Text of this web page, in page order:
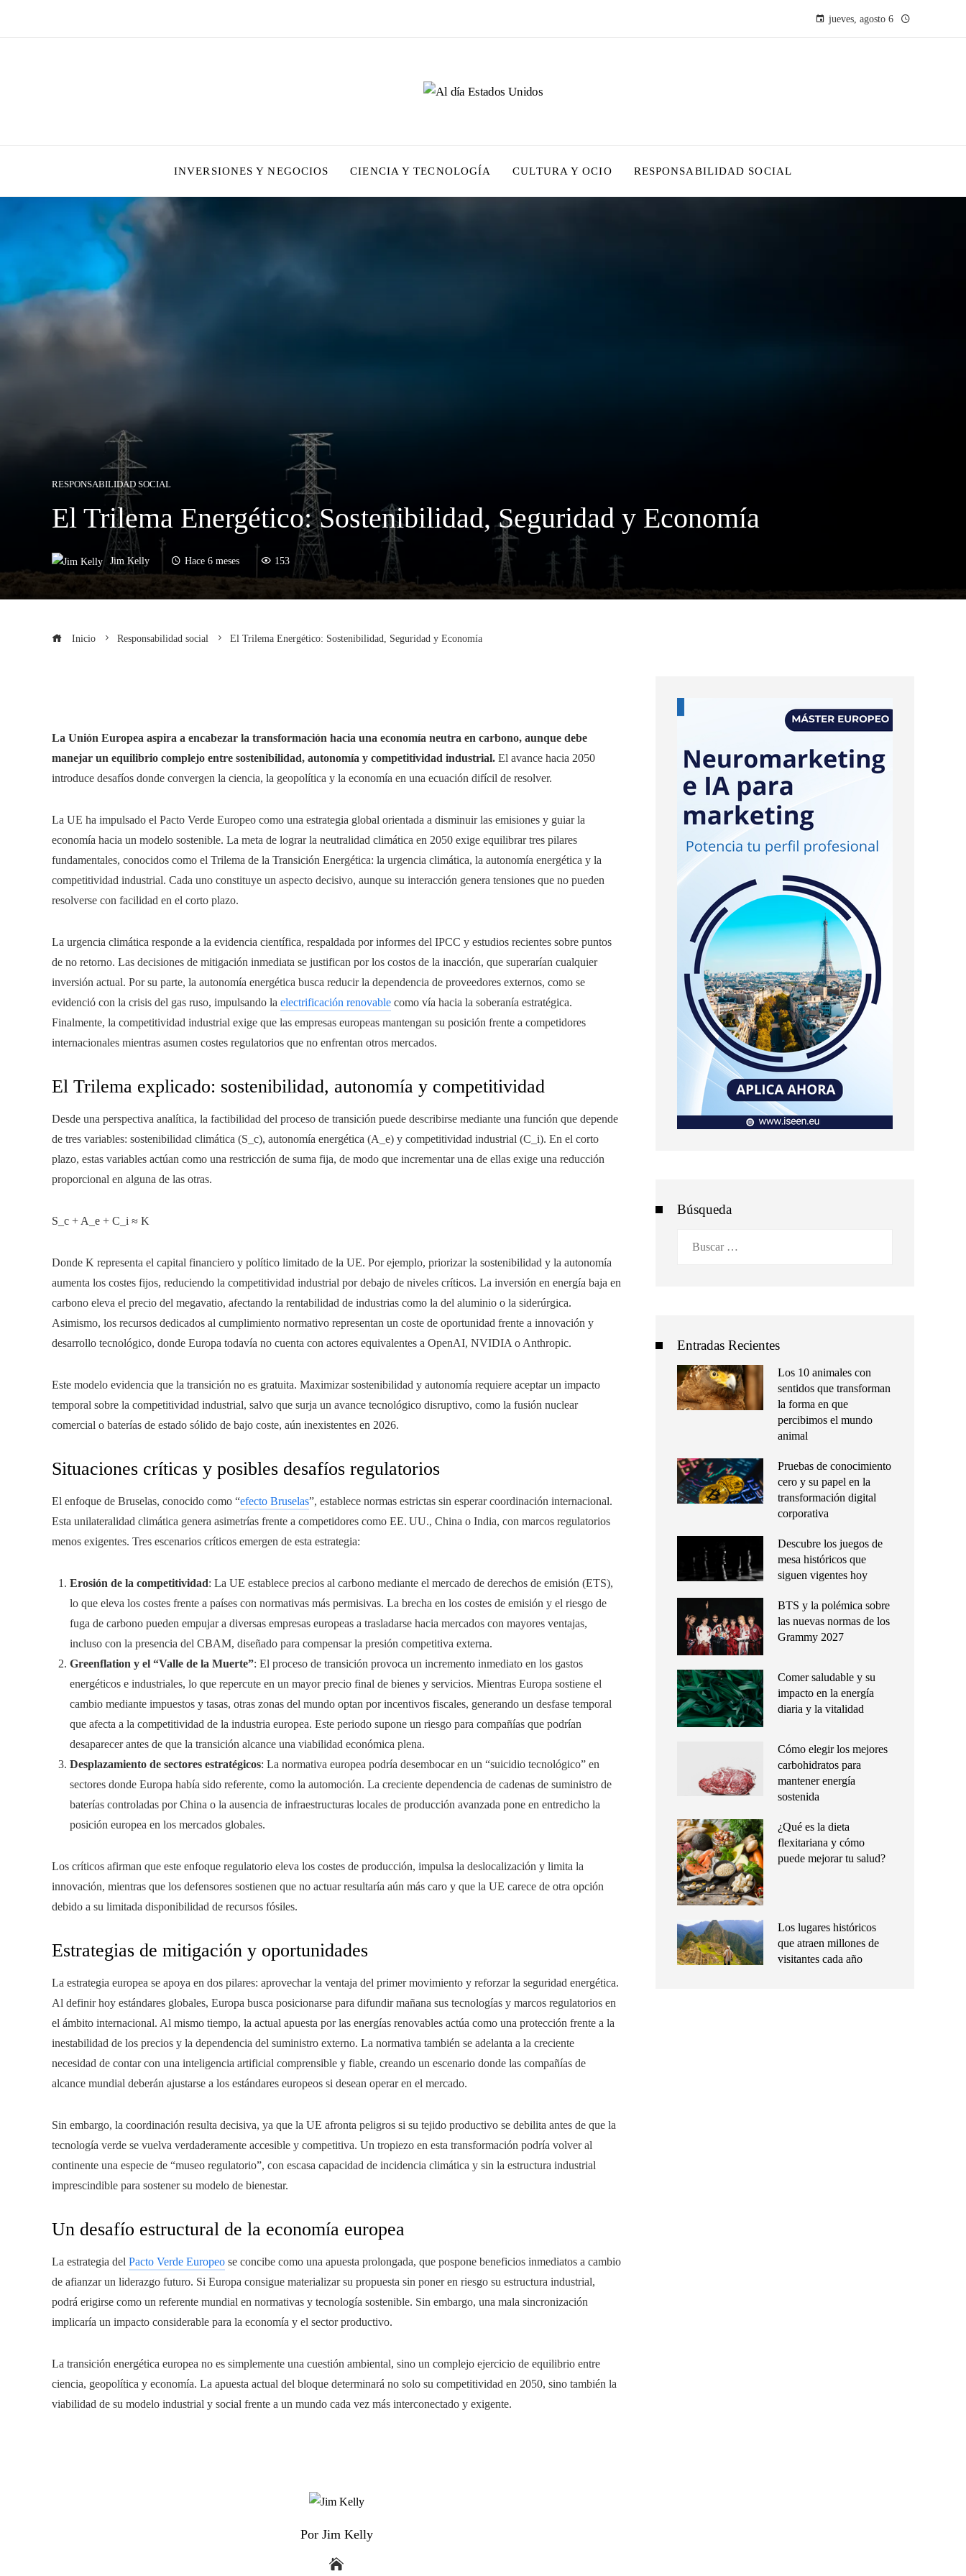
jueves, agosto 6
INVERSIONES Y NEGOCIOS CIENCIA Y TECNOLOGÍA CULTURA Y OCIO RESPONSABILIDAD SOCIAL
RESPONSABILIDAD SOCIAL
El Trilema Energético: Sostenibilidad, Seguridad y Economía
Jim Kelly Hace 6 meses 153
Inicio Responsabilidad social El Trilema Energético: Sostenibilidad, Seguridad y Economía
La Unión Europea aspira a encabezar la transformación hacia una economía neutra en carbono, aunque debe
manejar un equilibrio complejo entre sostenibilidad, autonomía y competitividad industrial. El avance hacia 2050
introduce desafíos donde convergen la ciencia, la geopolítica y la economía en una ecuación difícil de resolver.
La UE ha impulsado el Pacto Verde Europeo como una estrategia global orientada a disminuir las emisiones y guiar la
economía hacia un modelo sostenible. La meta de lograr la neutralidad climática en 2050 exige equilibrar tres pilares
fundamentales, conocidos como el Trilema de la Transición Energética: la urgencia climática, la autonomía energética y la
competitividad industrial. Cada uno constituye un aspecto decisivo, aunque su interacción genera tensiones que no pueden
resolverse con facilidad en el corto plazo.
La urgencia climática responde a la evidencia científica, respaldada por informes del IPCC y estudios recientes sobre puntos
de no retorno. Las decisiones de mitigación inmediata se justifican por los costos de la inacción, que superarían cualquier
inversión actual. Por su parte, la autonomía energética busca reducir la dependencia de proveedores externos, como se
evidenció con la crisis del gas ruso, impulsando la electrificación renovable como vía hacia la soberanía estratégica.
Finalmente, la competitividad industrial exige que las empresas europeas mantengan su posición frente a competidores
internacionales mientras asumen costes regulatorios que no enfrentan otros mercados.
El Trilema explicado: sostenibilidad, autonomía y competitividad
Desde una perspectiva analítica, la factibilidad del proceso de transición puede describirse mediante una función que depende
de tres variables: sostenibilidad climática (S_c), autonomía energética (A_e) y competitividad industrial (C_i). En el corto
plazo, estas variables actúan como una restricción de suma fija, de modo que incrementar una de ellas exige una reducción
proporcional en alguna de las otras.
S_c + A_e + C_i ≈ K
Donde K representa el capital financiero y político limitado de la UE. Por ejemplo, priorizar la sostenibilidad y la autonomía
aumenta los costes fijos, reduciendo la competitividad industrial por debajo de niveles críticos. La inversión en energía baja en
carbono eleva el precio del megavatio, afectando la rentabilidad de industrias como la del aluminio o la siderúrgica.
Asimismo, los recursos dedicados al cumplimiento normativo representan un coste de oportunidad frente a innovación y
desarrollo tecnológico, donde Europa todavía no cuenta con actores equivalentes a OpenAI, NVIDIA o Anthropic.
Este modelo evidencia que la transición no es gratuita. Maximizar sostenibilidad y autonomía requiere aceptar un impacto
temporal sobre la competitividad industrial, salvo que surja un avance tecnológico disruptivo, como la fusión nuclear
comercial o baterías de estado sólido de bajo coste, aún inexistentes en 2026.
Situaciones críticas y posibles desafíos regulatorios
El enfoque de Bruselas, conocido como “efecto Bruselas”, establece normas estrictas sin esperar coordinación internacional.
Esta unilateralidad climática genera asimetrías frente a competidores como EE. UU., China o India, con marcos regulatorios
menos exigentes. Tres escenarios críticos emergen de esta estrategia:
Erosión de la competitividad: La UE establece precios al carbono mediante el mercado de derechos de emisión (ETS),
lo que eleva los costes frente a países con normativas más permisivas. La brecha en los costes de emisión y el riesgo de
fuga de carbono pueden empujar a diversas empresas europeas a trasladarse hacia mercados con mayores ventajas,
incluso con la presencia del CBAM, diseñado para compensar la presión competitiva externa.
Greenflation y el “Valle de la Muerte”: El proceso de transición provoca un incremento inmediato en los gastos
energéticos e industriales, lo que repercute en un mayor precio final de bienes y servicios. Mientras Europa sostiene el
cambio mediante impuestos y tasas, otras zonas del mundo optan por incentivos fiscales, generando un desfase temporal
que afecta a la competitividad de la industria europea. Este periodo supone un riesgo para compañías que podrían
desaparecer antes de que la transición alcance una viabilidad económica plena.
Desplazamiento de sectores estratégicos: La normativa europea podría desembocar en un “suicidio tecnológico” en
sectores donde Europa había sido referente, como la automoción. La creciente dependencia de cadenas de suministro de
baterías controladas por China o la ausencia de infraestructuras locales de producción avanzada pone en entredicho la
posición europea en los mercados globales.
Los críticos afirman que este enfoque regulatorio eleva los costes de producción, impulsa la deslocalización y limita la
innovación, mientras que los defensores sostienen que no actuar resultaría aún más caro y que la UE carece de otra opción
debido a su limitada disponibilidad de recursos fósiles.
Estrategias de mitigación y oportunidades
La estrategia europea se apoya en dos pilares: aprovechar la ventaja del primer movimiento y reforzar la seguridad energética.
Al definir hoy estándares globales, Europa busca posicionarse para difundir mañana sus tecnologías y marcos regulatorios en
el ámbito internacional. Al mismo tiempo, la actual apuesta por las energías renovables actúa como una protección frente a la
inestabilidad de los precios y la dependencia del suministro externo. La normativa también se adelanta a la creciente
necesidad de contar con una inteligencia artificial comprensible y fiable, creando un escenario donde las compañías de
alcance mundial deberán ajustarse a los estándares europeos si desean operar en el mercado.
Sin embargo, la coordinación resulta decisiva, ya que la UE afronta peligros si su tejido productivo se debilita antes de que la
tecnología verde se vuelva verdaderamente accesible y competitiva. Un tropiezo en esta transformación podría volver al
continente una especie de “museo regulatorio”, con escasa capacidad de incidencia climática y sin la estructura industrial
imprescindible para sostener su modelo de bienestar.
Un desafío estructural de la economía europea
La estrategia del Pacto Verde Europeo se concibe como una apuesta prolongada, que pospone beneficios inmediatos a cambio
de afianzar un liderazgo futuro. Si Europa consigue materializar su propuesta sin poner en riesgo su estructura industrial,
podrá erigirse como un referente mundial en normativas y tecnología sostenible. Sin embargo, una mala sincronización
implicaría un impacto considerable para la economía y el sector productivo.
La transición energética europea no es simplemente una cuestión ambiental, sino un complejo ejercicio de equilibrio entre
ciencia, geopolítica y economía. La apuesta actual del bloque determinará no solo su competitividad en 2050, sino también la
viabilidad de su modelo industrial y social frente a un mundo cada vez más interconectado y exigente.
Por Jim Kelly
Búsqueda
Entradas Recientes
Los 10 animales con
sentidos que transforman
la forma en que
percibimos el mundo
animal
Pruebas de conocimiento
cero y su papel en la
transformación digital
corporativa
Descubre los juegos de
mesa históricos que
siguen vigentes hoy
BTS y la polémica sobre
las nuevas normas de los
Grammy 2027
Comer saludable y su
impacto en la energía
diaria y la vitalidad
Cómo elegir los mejores
carbohidratos para
mantener energía
sostenida
¿Qué es la dieta
flexitariana y cómo
puede mejorar tu salud?
Los lugares históricos
que atraen millones de
visitantes cada año